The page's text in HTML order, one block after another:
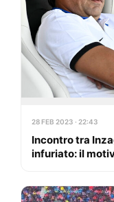
28 FEB 2023 · 22:43
Incontro tra
infuriato: il